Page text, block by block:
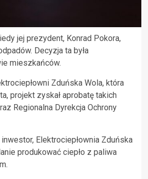
jej prezydent, Konrad Pokora,
Decyzja ta była
mieszkańców.
Zduńska Wola, która
projekt zyskał aprobatę takich
Regionalna Dyrekcja Ochrony
Elektrociepłownia Zduńska
produkować ciepło z paliwa